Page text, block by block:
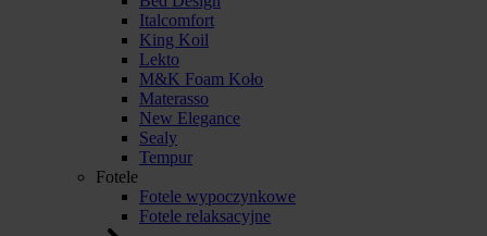
Italcomfort
King Koil
Lekto
M&K Foam Koło
Materasso
New Elegance
Sealy
Tempur
Fotele
Fotele wypoczynkowe
Fotele relaksacyjne